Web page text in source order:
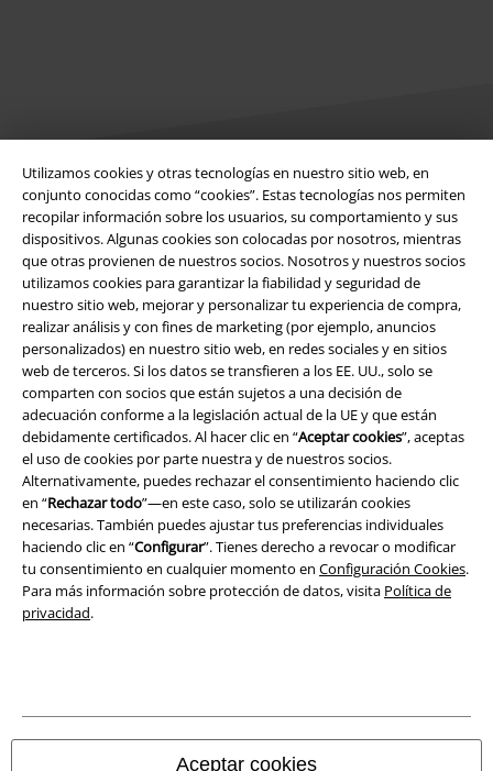
Utilizamos cookies y otras tecnologías en nuestro sitio web, en
conjunto conocidas como “cookies”. Estas tecnologías nos permiten
recopilar información sobre los usuarios, su comportamiento y sus
dispositivos. Algunas cookies son colocadas por nosotros, mientras
que otras provienen de nuestros socios. Nosotros y nuestros socios
utilizamos cookies para garantizar la fiabilidad y seguridad de
nuestro sitio web, mejorar y personalizar tu experiencia de compra,
realizar análisis y con fines de marketing (por ejemplo, anuncios
personalizados) en nuestro sitio web, en redes sociales y en sitios
web de terceros. Si los datos se transfieren a los EE. UU., solo se
comparten con socios que están sujetos a una decisión de
adecuación conforme a la legislación actual de la UE y que están
debidamente certificados. Al hacer clic en “Aceptar cookies”, aceptas
el uso de cookies por parte nuestra y de nuestros socios.
Alternativamente, puedes rechazar el consentimiento haciendo clic
en “Rechazar todo”—en este caso, solo se utilizarán cookies
necesarias. También puedes ajustar tus preferencias individuales
haciendo clic en “Configurar”. Tienes derecho a revocar o modificar
tu consentimiento en cualquier momento en Configuración Cookies.
Para más información sobre protección de datos, visita Política de
privacidad.
Aceptar cookies
Legal
Términos y Condiciones
Aviso Legal
Ley protección de datos
Eliminación de residuos y protección del medioambiente
Declaración de Conformidad
Información sobre accesibilidad
Configuración Cookies
Cancelar pedido